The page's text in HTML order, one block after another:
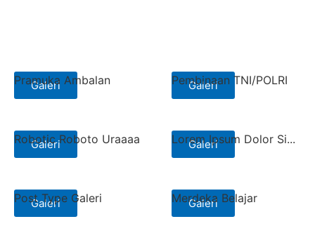
Galeri
Pramuka Ambalan Galeri
Pembinaan TNI/POLRI
Galeri
Robotic Roboto Uraaaa Galeri
Lorem Ipsum Dolor Si...
Galeri
Post Type Galeri Galeri
Merdeka Belajar